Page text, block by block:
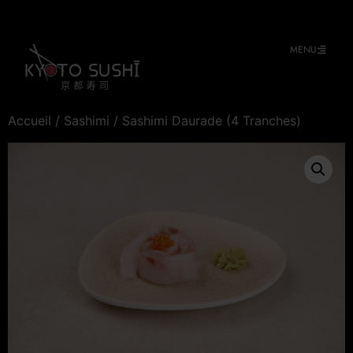
MENU
Accueil / Sashimi / Sashimi Daurade (4 Tranches)